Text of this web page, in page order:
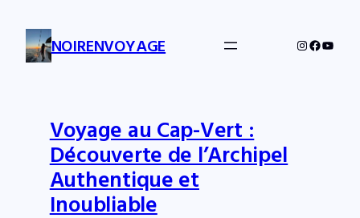
contenuNOIRENVOYAGE Instagram
Voyage au Cap-Vert :
Découverte de l’Archipel
Authentique et
Inoubliable
Recevez gratuitement le rituel du voyageur zen